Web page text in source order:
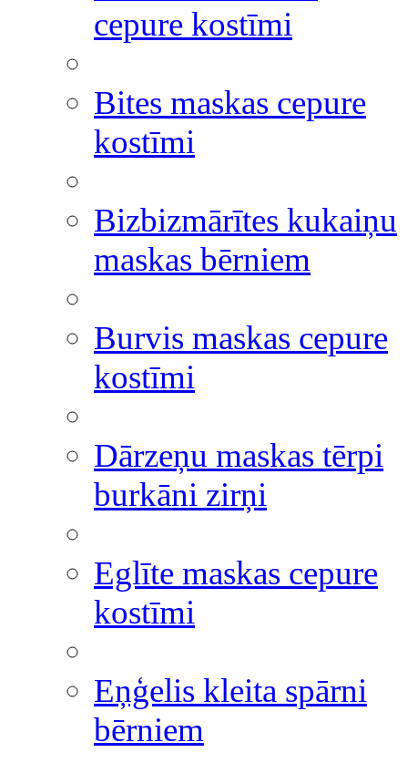
cepure kostīmi
Bites maskas cepure
kostīmi
Bizbizmārītes kukaiņu
maskas bērniem
Burvis maskas cepure
kostīmi
Dārzeņu maskas tērpi
burkāni zirņi
Eglīte maskas cepure
kostīmi
Eņģelis kleita spārni
bērniem